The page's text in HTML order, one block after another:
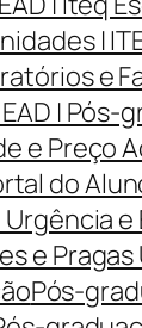
|
e
| Pós-
e Preço
do
e
e Pragas
Pós-